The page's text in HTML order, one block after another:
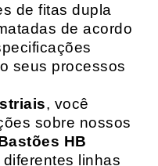
de fitas dupla
de acordo
seus processos
, você
sobre nossos
HB
linhas